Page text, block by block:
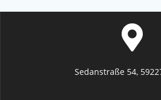
Sedanstraße 54,